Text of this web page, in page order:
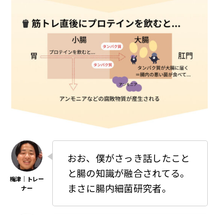
おお、僕がさっき話したこと
と腸の知識が融合されてる。
まさに腸内細菌研究者。